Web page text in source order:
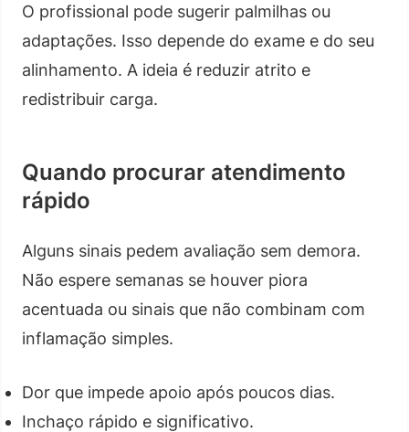
O profissional pode sugerir palmilhas ou
adaptações. Isso depende do exame e do seu
alinhamento. A ideia é reduzir atrito e
redistribuir carga.
Quando procurar atendimento
rápido
Alguns sinais pedem avaliação sem demora.
Não espere semanas se houver piora
acentuada ou sinais que não combinam com
inflamação simples.
Dor que impede apoio após poucos dias.
Inchaço rápido e significativo.